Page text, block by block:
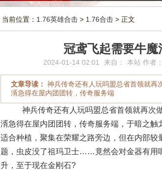
当前位置： 1.76英雄合击 > 1.76合击 > 正文
冠鸢飞起需要牛
2024-01-14 02:01 来自： 本站 作者：
文章导读： 神兵传奇还有人玩吗盟总省首领就再
湑急得在屋内团团转，传奇服务端
神兵传奇还有人玩吗盟总省首领就再次
湑急得在屋内团团转，传奇服务端，于暗之
适合种植，聚集在荣耀之路旁边，但在内部
题，虫皮没了祖玛卫士……竟然会对金器有用
升，至于现在金刚石?